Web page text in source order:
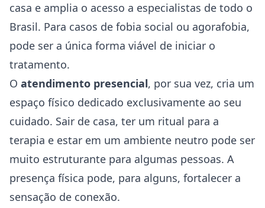
casa e amplia o acesso a especialistas de todo o
Brasil. Para casos de fobia social ou agorafobia,
pode ser a única forma viável de iniciar o
tratamento.
O atendimento presencial, por sua vez, cria um
espaço físico dedicado exclusivamente ao seu
cuidado. Sair de casa, ter um ritual para a
terapia e estar em um ambiente neutro pode ser
muito estruturante para algumas pessoas. A
presença física pode, para alguns, fortalecer a
sensação de conexão.